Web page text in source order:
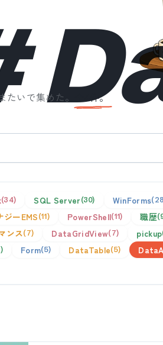
いで集めた。 件。
34 SQL Server 30 WinForms
ジーEMS 11 PowerShell 11 職歴
ンス 7 DataGridView 7 pickup
Form 5 DataTable 5